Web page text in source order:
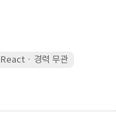
React · 경력 무관